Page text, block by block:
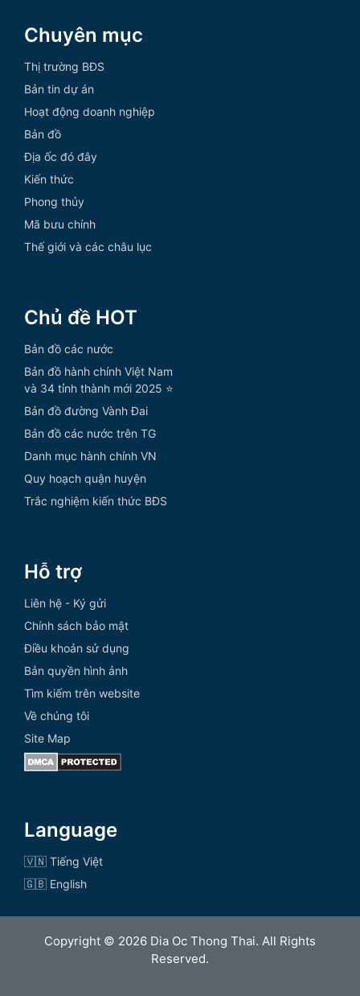
Chuyên mục
Thị trường BĐS
Bản tin dự án
Hoạt động doanh nghiệp
Bản đồ
Địa ốc đó đây
Kiến thức
Phong thủy
Mã bưu chính
Thế giới và các châu lục
Chủ đề HOT
Bản đồ các nước
Bản đồ hành chính Việt Nam
và 34 tỉnh thành mới 2025 ⭐
Bản đồ đường Vành Đai
Bản đồ các nước trên TG
Danh mục hành chính VN
Quy hoạch quận huyện
Trắc nghiệm kiến thức BĐS
Hỗ trợ
Liên hệ - Ký gửi
Chính sách bảo mật
Điều khoản sử dụng
Bản quyền hình ảnh
Tìm kiếm trên website
Về chúng tôi
Site Map
Language
🇻🇳 Tiếng Việt
🇬🇧 English
Copyright © 2026 Dia Oc Thong Thai. All Rights
Reserved.